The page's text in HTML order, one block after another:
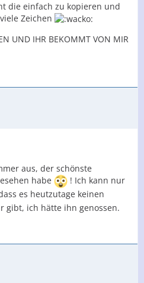
die einfach zu kopieren und
Zeichen
UND IHR BEKOMMT VON MIR
aus, der schönste
habe
! Ich kann nur
es heutzutage keinen
gibt, ich hätte ihn genossen.